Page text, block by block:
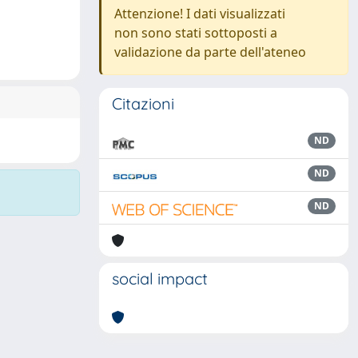
Attenzione! I dati visualizzati
non sono stati sottoposti a
validazione da parte dell'ateneo
Citazioni
ND
ND
ND
social impact